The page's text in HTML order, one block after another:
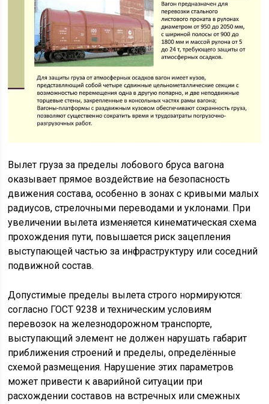
Вылет груза за пределы лобового бруса вагона
оказывает прямое воздействие на безопасность
движения состава, особенно в зонах с кривыми малых
радиусов, стрелочными переводами и уклонами. При
увеличении вылета изменяется кинематическая схема
прохождения пути, повышается риск зацепления
выступающей частью за инфраструктуру или соседний
подвижной состав.
Допустимые пределы вылета строго нормируются:
согласно ГОСТ 9238 и техническим условиям
перевозок на железнодорожном транспорте,
выступающий элемент не должен нарушать габарит
приближения строений и пределы, определённые
схемой размещения. Нарушение этих параметров
может привести к аварийной ситуации при
расхождении составов на встречных или смежных